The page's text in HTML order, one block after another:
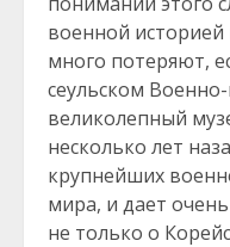
военной
много потеряют,
сеульском
великолепный
несколько лет
крупнейших
мира, и дает
не только о